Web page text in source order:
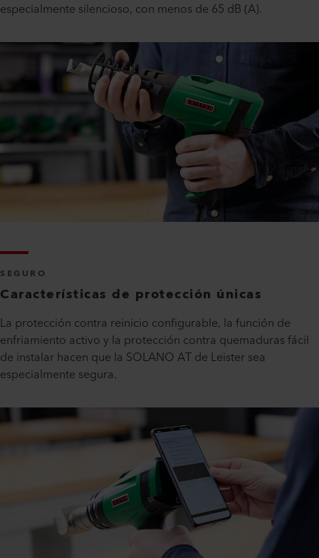
especialmente silencioso, con menos de 65 dB (A).
SEGURO
Características de protección únicas
La protección contra reinicio configurable, la función de
enfriamiento activo y la protección contra quemaduras fácil
de instalar hacen que la SOLANO AT de Leister sea
especialmente segura.